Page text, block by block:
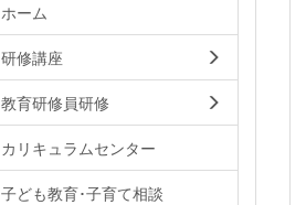
ホーム
研修講座
教育研修員研修
カリキュラムセンター
子ども教育･子育て相談